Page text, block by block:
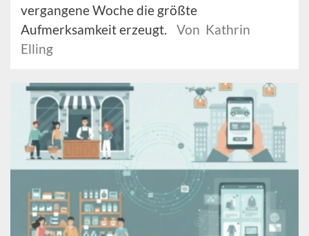
vergangene Woche die größte
Aufmerksamkeit erzeugt.
Von Kathrin
Elling